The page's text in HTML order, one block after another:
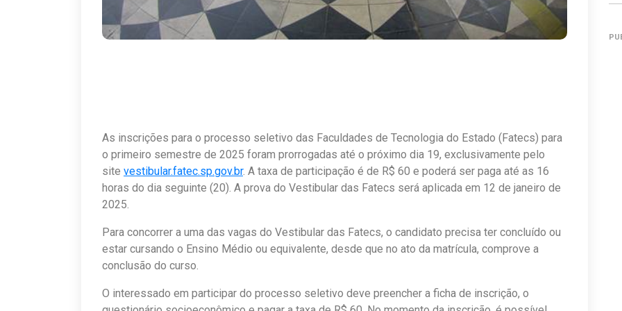
As inscrições para o processo seletivo das Faculdades de Tecnologia do Estado (Fatecs) para
o primeiro semestre de 2025 foram prorrogadas até o próximo dia 19, exclusivamente pelo
site vestibular.fatec.sp.gov.br. A taxa de participação é de R$ 60 e poderá ser paga até as 16
horas do dia seguinte (20). A prova do Vestibular das Fatecs será aplicada em 12 de janeiro de
2025.
Para concorrer a uma das vagas do Vestibular das Fatecs, o candidato precisa ter concluído ou
estar cursando o Ensino Médio ou equivalente, desde que no ato da matrícula, comprove a
conclusão do curso.
O interessado em participar do processo seletivo deve preencher a ficha de inscrição, o